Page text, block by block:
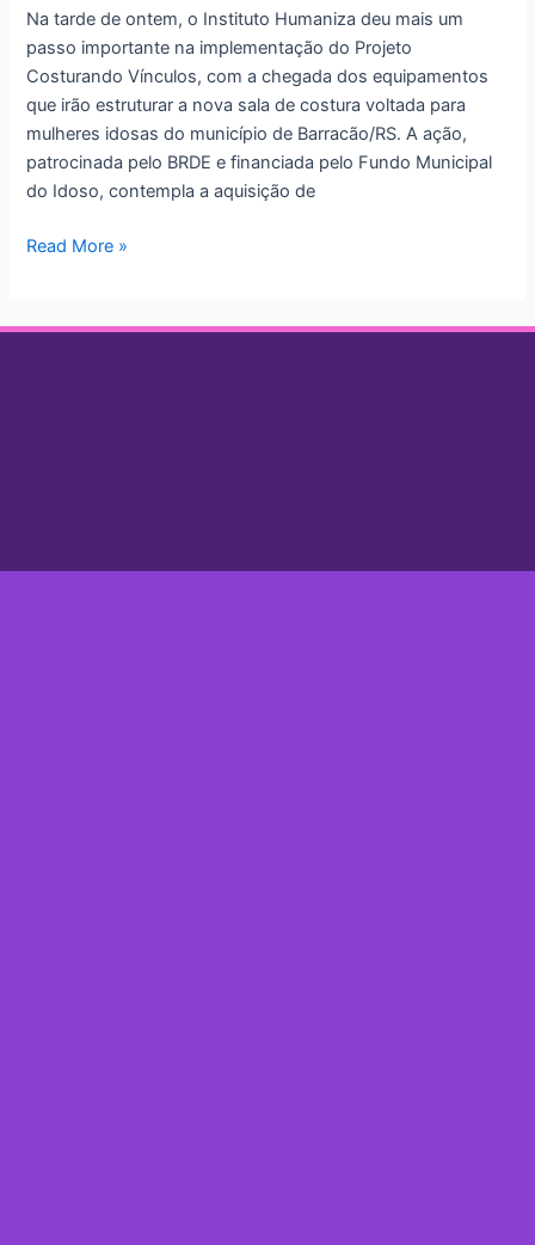
Na tarde de ontem, o Instituto Humaniza deu mais um
passo importante na implementação do Projeto
Costurando Vínculos, com a chegada dos equipamentos
que irão estruturar a nova sala de costura voltada para
mulheres idosas do município de Barracão/RS. A ação,
patrocinada pelo BRDE e financiada pelo Fundo Municipal
do Idoso, contempla a aquisição de
Projeto
Costurando
Vínculos
em
Barracão/RS
Read More »